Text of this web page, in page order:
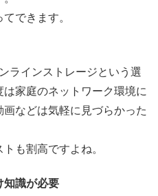
できます。
ラインストレージという選
家庭のネットワーク環境に
などは気軽に見づらかった
も割高ですよね。
識が必要